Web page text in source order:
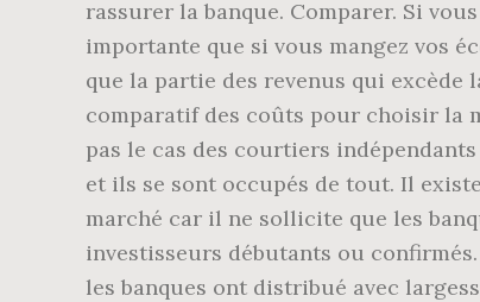
rassurer la banque. Comparer. Si
importante que si vous mangez vos
que la partie des revenus qui excède
comparatif des coûts pour choisir la
pas le cas des courtiers
et ils se sont occupés de tout. Il
marché car il ne sollicite que les
investisseurs débutants ou
les banques ont distribué avec